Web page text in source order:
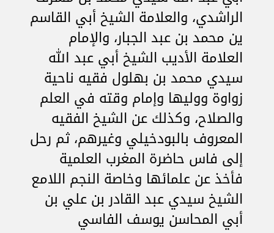
الراشدي، والعلامة الشيخ أبي القاسم
ين محمد بن عبد الجبار، والإمام
العلامة الأديب الشيخ أبي عبد الله
سيدي محمد بن بهلول فقيه ناحية
زواوة ووليها وإمام وقته في العلم
والصلاح، وكذلك عن الشيخ الفقيه
المعروف بالبودخيلي وغيرهم، ثم رحل
إلى فاس حاضرة المغرب العلمية
فأخذ عن علمائها وخاصة النجم اللامع
الشيخ سيدي عبد القادر بن علي بن
أبي المحاسن يوسف الفاسي